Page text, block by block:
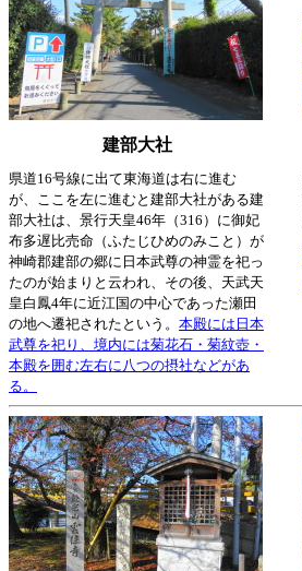
建部大社
県道16号線に出て東海道は右に進む
が、ここを左に進むと建部大社がある建
部大社は、景行天皇46年（316）に御妃
布多遅比売命（ふたじひめのみこと）が
神崎郡建部の郷に日本武尊の神霊を祀っ
たのが始まりと云われ、その後、天武天
皇白鳳4年に近江国の中心であった瀬田
の地へ遷祀されたという。 本殿には日本
武尊を祀り、境内には菊花石・菊紋壺・
本殿を囲む左右に八つの摂社などがあ
る。